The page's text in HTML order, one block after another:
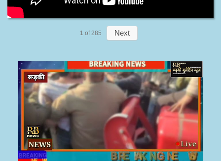
1 of 285 Next